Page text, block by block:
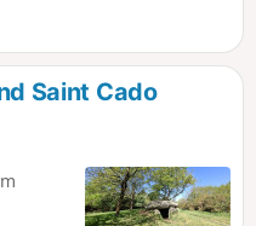
Saint Cado